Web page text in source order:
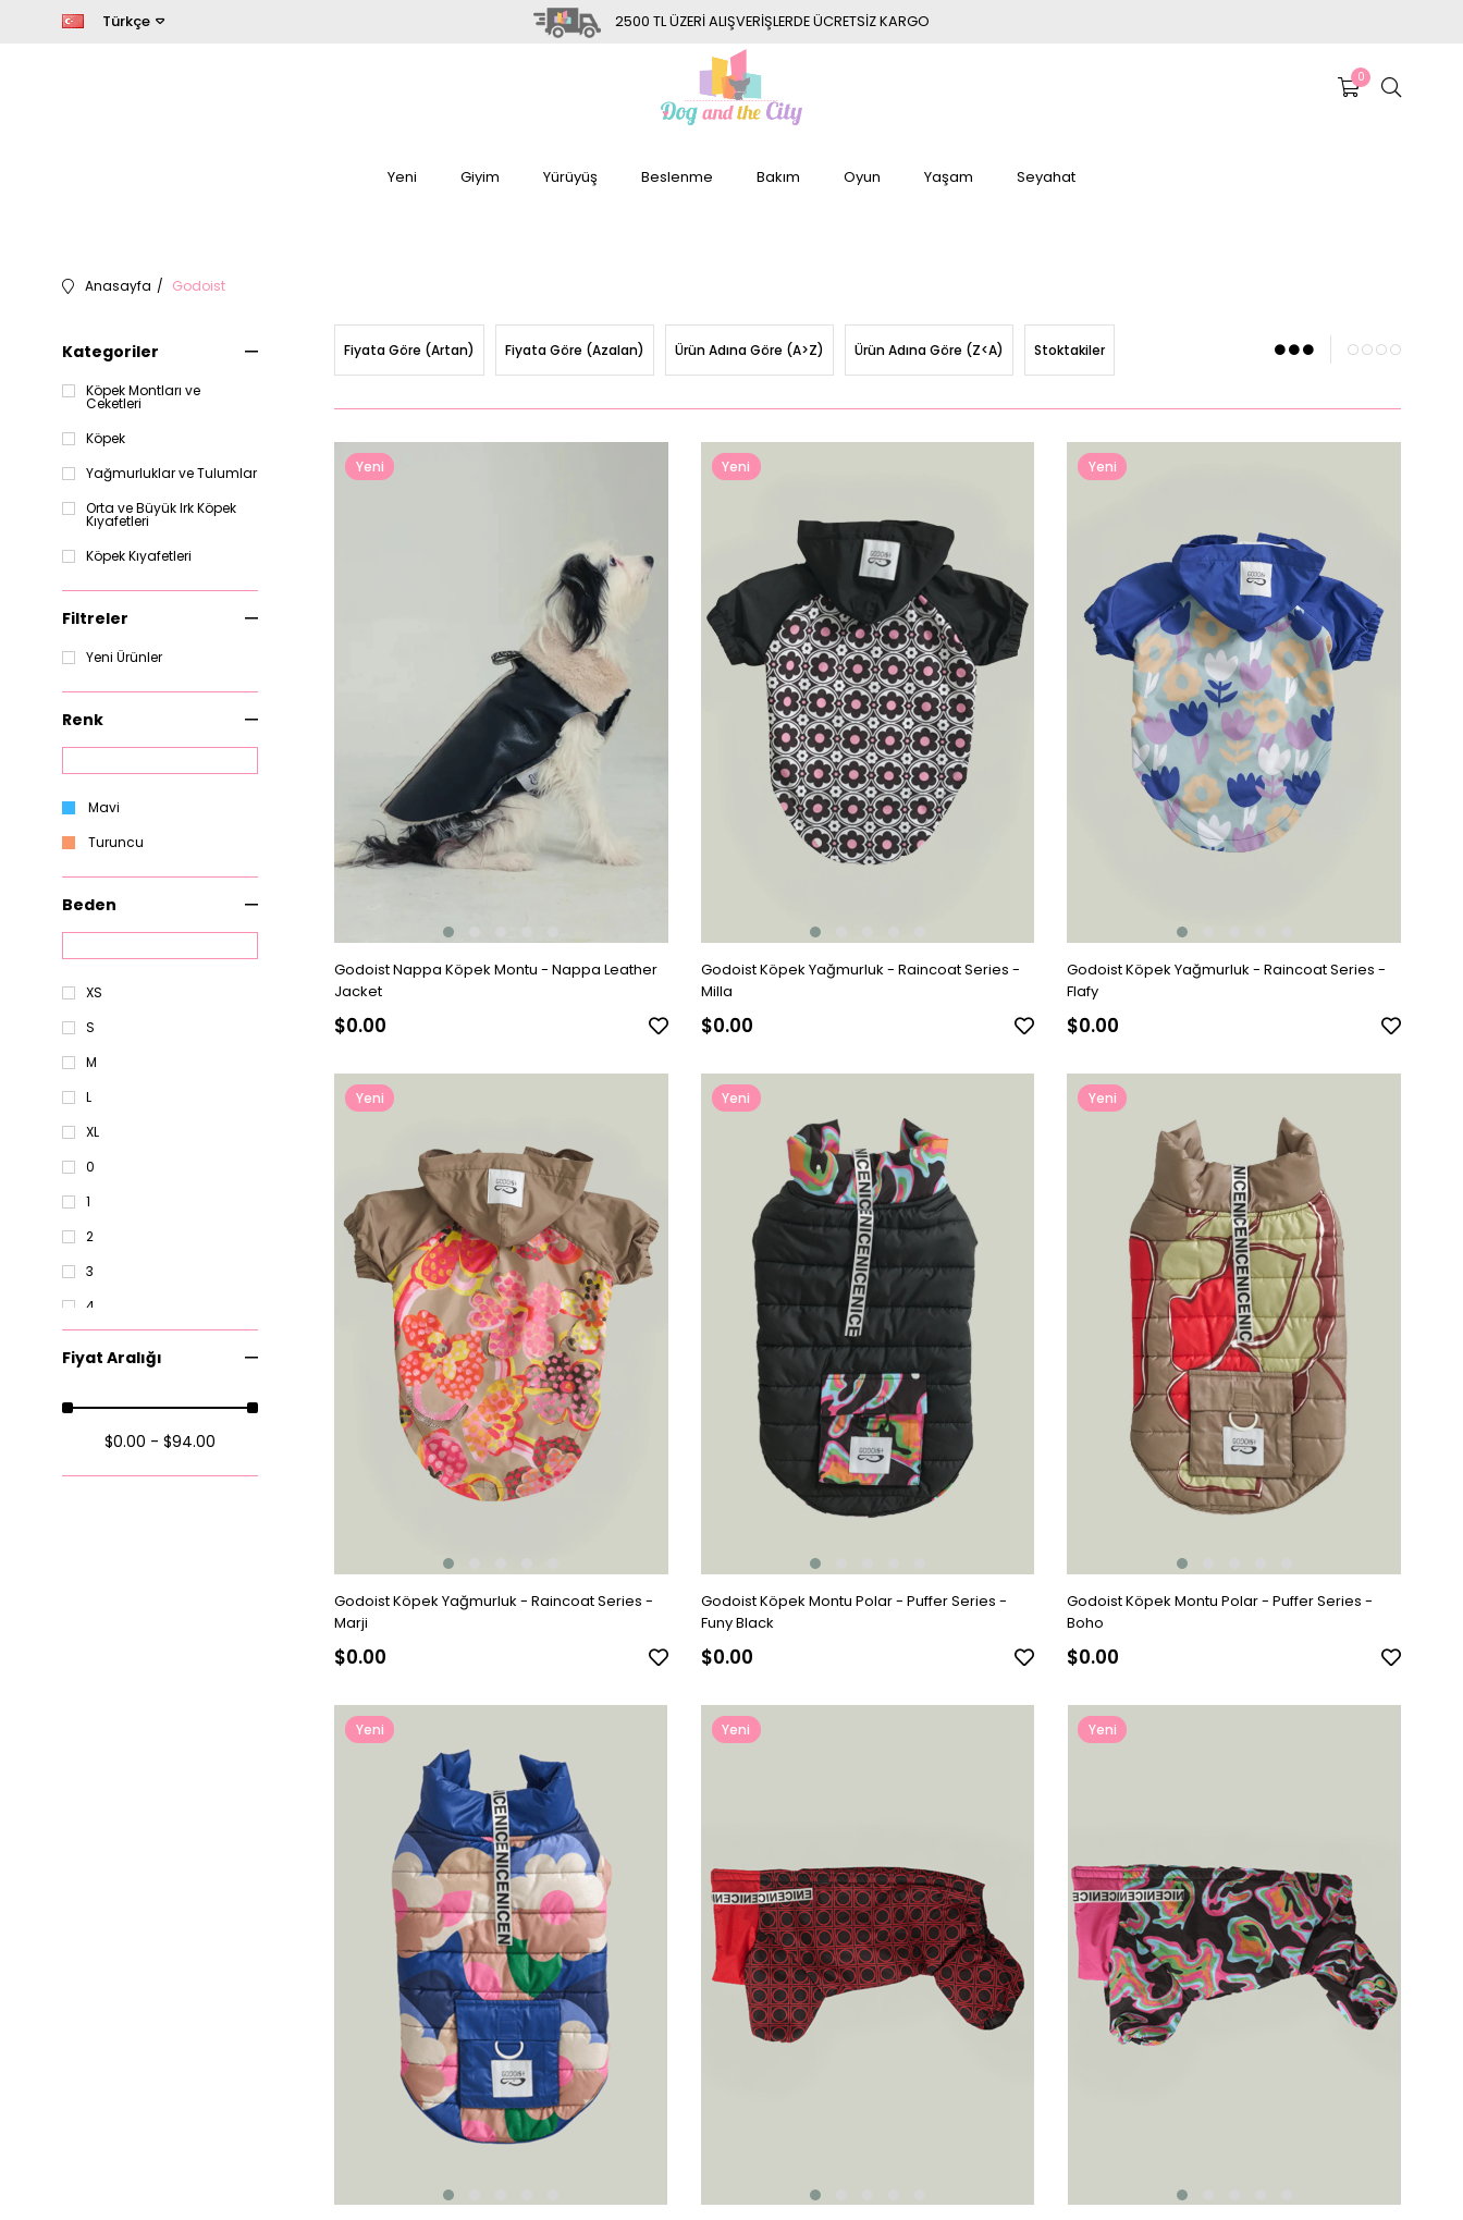
2500 TL ÜZERİ ALIŞVERİŞLERDE ÜCRETSİZ KARGO
Türkçe
0
Yeni Giyim Yürüyüş Beslenme Bakım Oyun Yaşam Seyahat
Anasayfa Godoist
Kategoriler
Köpek Montları ve
Ceketleri
Köpek
Yağmurluklar ve Tulumlar
Orta ve Büyük Irk Köpek
Kıyafetleri
Köpek Kıyafetleri
Filtreler
Yeni Ürünler
Renk
Mavi
Turuncu
Beden
XS
S
M
L
XL
0
1
2
3
4
7
2XL
Fiyat Aralığı
$0.00 - $94.00
Fiyata Göre (Artan) Fiyata Göre (Azalan) Ürün Adına Göre (A>Z) Ürün Adına Göre (Z<A) Stoktakiler
Godoist Nappa Köpek Montu - Nappa Leather
Jacket
$0.00
Yeni
Godoist Köpek Yağmurluk - Raincoat Series -
Milla
$0.00
Yeni
Godoist Köpek Yağmurluk - Raincoat Series -
Flafy
$0.00
Yeni
Godoist Köpek Yağmurluk - Raincoat Series -
Marji
$0.00
Yeni
Godoist Köpek Montu Polar - Puffer Series -
Funy Black
$0.00
Yeni
Godoist Köpek Montu Polar - Puffer Series -
Boho
$0.00
Yeni
Yeni
Yeni
Yeni